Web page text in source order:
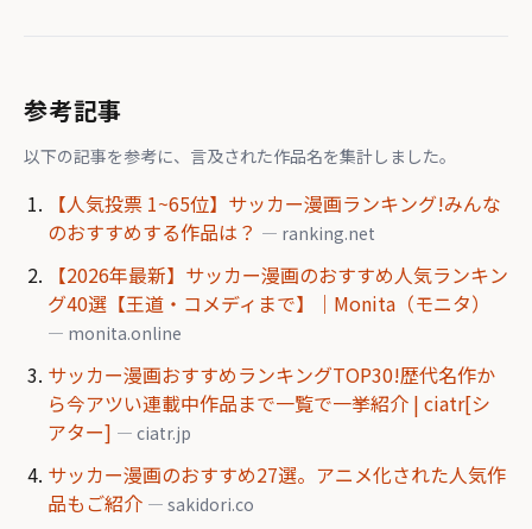
参考記事
以下の記事を参考に、言及された作品名を集計しました。
【人気投票 1~65位】サッカー漫画ランキング!みんな
のおすすめする作品は？ — ranking.net
【2026年最新】サッカー漫画のおすすめ人気ランキン
グ40選【王道・コメディまで】｜Monita（モニタ）
— monita.online
サッカー漫画おすすめランキングTOP30!歴代名作か
ら今アツい連載中作品まで一覧で一挙紹介 | ciatr[シ
アター] — ciatr.jp
サッカー漫画のおすすめ27選。アニメ化された人気作
品もご紹介 — sakidori.co